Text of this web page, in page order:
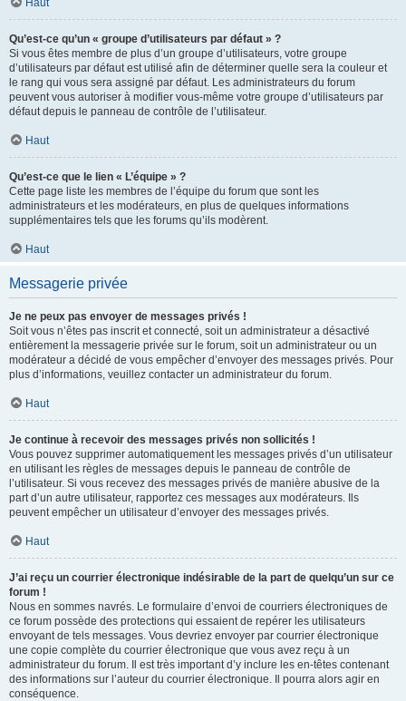
Haut
Qu’est-ce qu’un « groupe d’utilisateurs par défaut » ?
Si vous êtes membre de plus d’un groupe d’utilisateurs, votre groupe
d’utilisateurs par défaut est utilisé afin de déterminer quelle sera la couleur et
le rang qui vous sera assigné par défaut. Les administrateurs du forum
peuvent vous autoriser à modifier vous-même votre groupe d’utilisateurs par
défaut depuis le panneau de contrôle de l’utilisateur.
Haut
Qu’est-ce que le lien « L’équipe » ?
Cette page liste les membres de l’équipe du forum que sont les
administrateurs et les modérateurs, en plus de quelques informations
supplémentaires tels que les forums qu’ils modèrent.
Haut
Messagerie privée
Je ne peux pas envoyer de messages privés !
Soit vous n’êtes pas inscrit et connecté, soit un administrateur a désactivé
entièrement la messagerie privée sur le forum, soit un administrateur ou un
modérateur a décidé de vous empêcher d’envoyer des messages privés. Pour
plus d’informations, veuillez contacter un administrateur du forum.
Haut
Je continue à recevoir des messages privés non sollicités !
Vous pouvez supprimer automatiquement les messages privés d’un utilisateur
en utilisant les règles de messages depuis le panneau de contrôle de
l’utilisateur. Si vous recevez des messages privés de manière abusive de la
part d’un autre utilisateur, rapportez ces messages aux modérateurs. Ils
peuvent empêcher un utilisateur d’envoyer des messages privés.
Haut
J’ai reçu un courrier électronique indésirable de la part de quelqu’un sur ce
forum !
Nous en sommes navrés. Le formulaire d’envoi de courriers électroniques de
ce forum possède des protections qui essaient de repérer les utilisateurs
envoyant de tels messages. Vous devriez envoyer par courrier électronique
une copie complète du courrier électronique que vous avez reçu à un
administrateur du forum. Il est très important d’y inclure les en-têtes contenant
des informations sur l’auteur du courrier électronique. Il pourra alors agir en
conséquence.